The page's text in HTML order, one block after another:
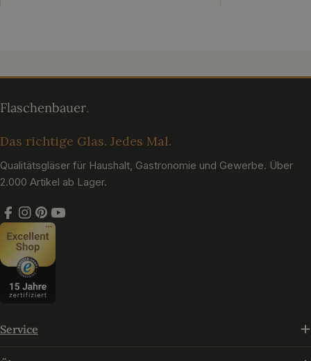
Das richtige Glas. Jedes Mal.
Qualitätsgläser für Haushalt, Gastronomie und Gewerbe. Über
2.000 Artikel ab Lager.
Facebook
Instagram
Pinterest
YouTube
Service